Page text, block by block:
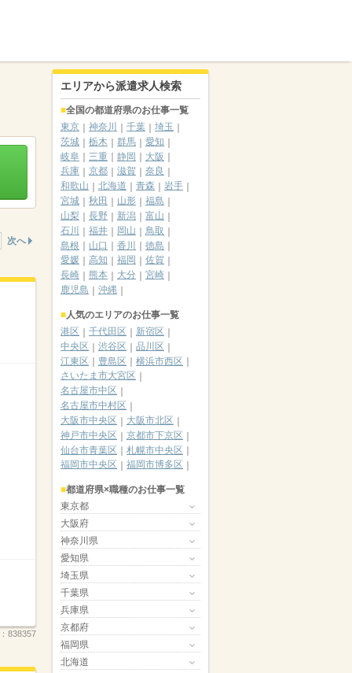
次へ
838357
エリアから派遣求人検索
全国の都道府県のお仕事一覧
東京
神奈川 千葉
埼玉
茨城
栃木 群馬
愛知
岐阜
三重 静岡
大阪
兵庫
京都 滋賀
奈良
和歌山
北海道 青森
岩手
宮城
秋田 山形
福島
山梨
長野 新潟
富山
石川
福井 岡山
鳥取
島根
山口 香川
徳島
愛媛
高知 福岡
佐賀
長崎
熊本 大分
宮崎
鹿児島
沖縄
人気のエリアのお仕事一覧
港区
千代田区
新宿区
中央区
渋谷区
品川区
江東区
豊島区
横浜市西区
さいたま市大宮区
名古屋市中区
名古屋市中村区
大阪市中央区
大阪市北区
神戸市中央区
京都市下京区
仙台市青葉区
札幌市中央区
福岡市中央区
福岡市博多区
都道府県×職種のお仕事一覧
東京都
大阪府
神奈川県
愛知県
埼玉県
千葉県
兵庫県
京都府
福岡県
北海道